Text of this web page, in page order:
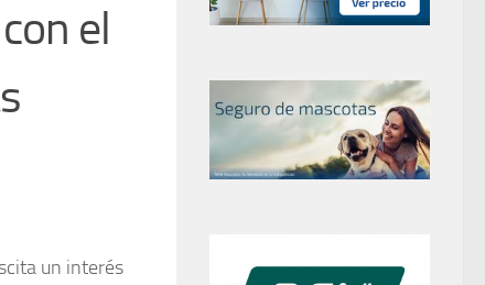
el
un interés